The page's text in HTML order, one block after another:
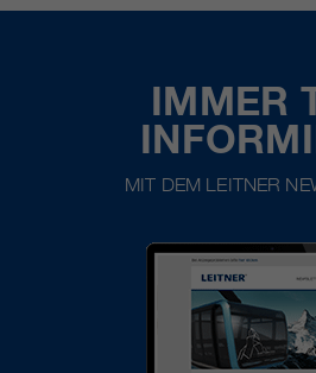
IMMER
MIT DEM LEITNER